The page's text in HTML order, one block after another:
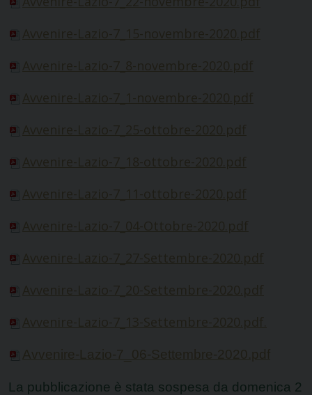
Avvenire-Lazio-7_15-novembre-2020.pdf
Avvenire-Lazio-7_8-novembre-2020.pdf
Avvenire-Lazio-7_1-novembre-2020.pdf
Avvenire-Lazio-7_25-ottobre-2020.pdf
Avvenire-Lazio-7_18-ottobre-2020.pdf
Avvenire-Lazio-7_11-ottobre-2020.pdf
Avvenire-Lazio-7_04-Ottobre-2020 .pdf
Avvenire-Lazio-7_27-Settembre-2020.pdf
Avvenire-Lazio-7_20-Settembre-2020.pdf
Avvenire-Lazio-7_13-Settembre-2020.pdf.
Avvenire-Lazio-7_06-Settembre-2020.pdf
La pubblicazione è stata sospesa da domenica 2